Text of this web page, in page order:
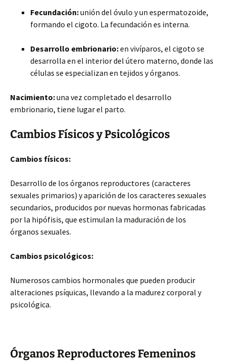
Fecundación:unión del óvulo y un espermatozoide,
formando el cigoto. La fecundación es interna.
Desarrollo embrionario:en vivíparos, el cigoto se
desarrolla en el interior del útero materno, donde las
células se especializan en tejidos y órganos.
Nacimiento:una vez completado el desarrollo
embrionario, tiene lugar el parto.
Cambios Físicos y Psicológicos
Cambios físicos:
Desarrollo de los órganos reproductores (caracteres
sexuales primarios) y aparición de los caracteres sexuales
secundarios, producidos por nuevas hormonas fabricadas
por la hipófisis, que estimulan la maduración de los
órganos sexuales.
Cambios psicológicos:
Numerosos cambios hormonales que pueden producir
alteraciones psíquicas, llevando a la madurez corporal y
psicológica.
Órganos Reproductores Femeninos